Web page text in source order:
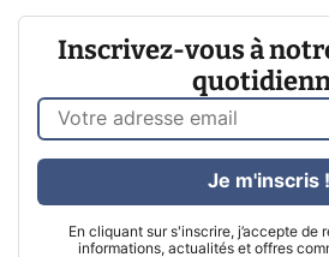
Inscrivez-vous à
En cliquant sur s'inscrire, j’accepte de
informations, actualités et offres
Je m'inscris !